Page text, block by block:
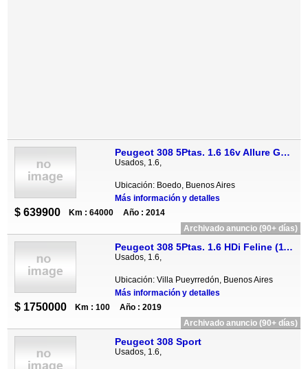
Peugeot 308 5Ptas. 1.6 16v Allure GPS (115cv)
Usados, 1.6,
Ubicación: Boedo, Buenos Aires
Más información y detalles
$ 639900 Km : 64000
Año : 2014
Archivado anuncio (90+ días)
Peugeot 308 5Ptas. 1.6 HDi Feline (115cv)
Usados, 1.6,
Ubicación: Villa Pueyrredón, Buenos Aires
Más información y detalles
$ 1750000 Km : 100
Año : 2019
Archivado anuncio (90+ días)
Peugeot 308 Sport
Usados, 1.6,